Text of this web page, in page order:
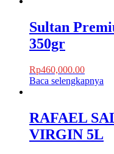
Sultan
350gr
Rp460,000.00
Baca selengkapnya
RAFAEL
VIRGIN 5L